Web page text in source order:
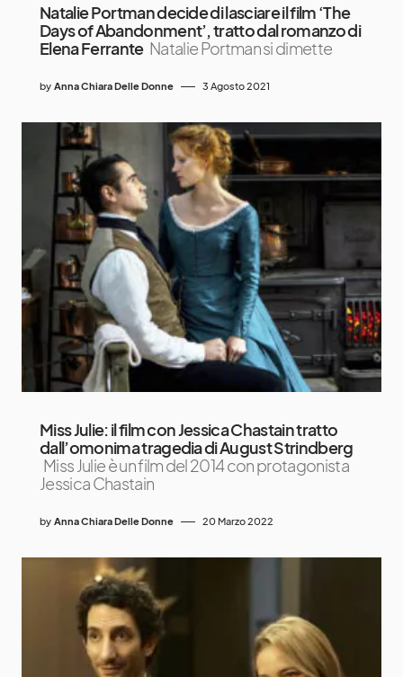
Natalie Portman decide di lasciare il film ‘The
Days of Abandonment’, tratto dal romanzo di
Elena Ferrante Natalie Portman si dimette
by Anna Chiara Delle Donne 3 Agosto 2021
Miss Julie: il film con Jessica Chastain tratto
dall’omonima tragedia di August Strindberg
Miss Julie è un film del 2014 con protagonista
Jessica Chastain
by Anna Chiara Delle Donne 20 Marzo 2022